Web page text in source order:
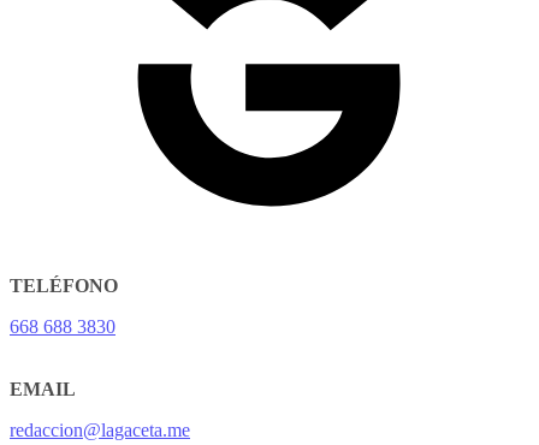
TELÉFONO
668 688 3830
EMAIL
redaccion@lagaceta.me